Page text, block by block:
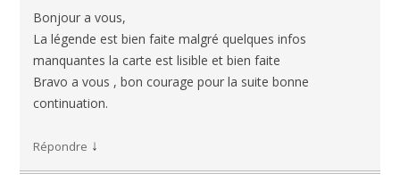
Bonjour a vous,
La légende est bien faite malgré quelques infos
manquantes la carte est lisible et bien faite
Bravo a vous , bon courage pour la suite bonne
continuation.
Répondre ↓